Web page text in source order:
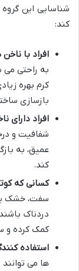
شناسایی این
کند:
افراد با
به راحتی می
کرم بهره
بازسازی
افراد
شفافیت و
عمیق، به
کند.
کسانی که
سفت، خشک یا
دردناک
کمک کرده و
استفاده
ها می